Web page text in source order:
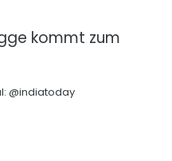
@indiatoday